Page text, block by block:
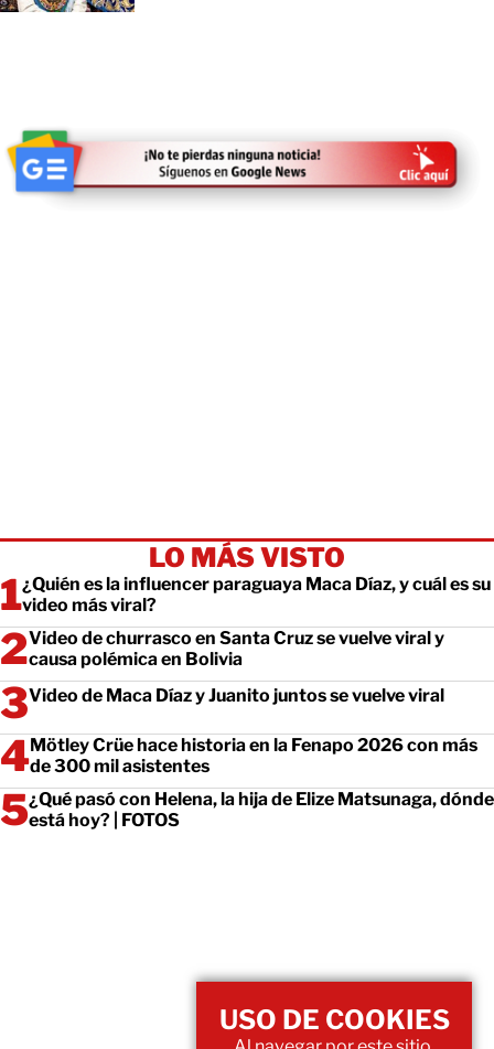
LO MÁS VISTO
¿Quién es la influencer paraguaya Maca Díaz, y cuál es su
video más viral?
Video de churrasco en Santa Cruz se vuelve viral y
causa polémica en Bolivia
Video de Maca Díaz y Juanito juntos se vuelve viral
Mötley Crüe hace historia en la Fenapo 2026 con más
de 300 mil asistentes
¿Qué pasó con Helena, la hija de Elize Matsunaga, dónde
está hoy? | FOTOS
USO DE COOKIES